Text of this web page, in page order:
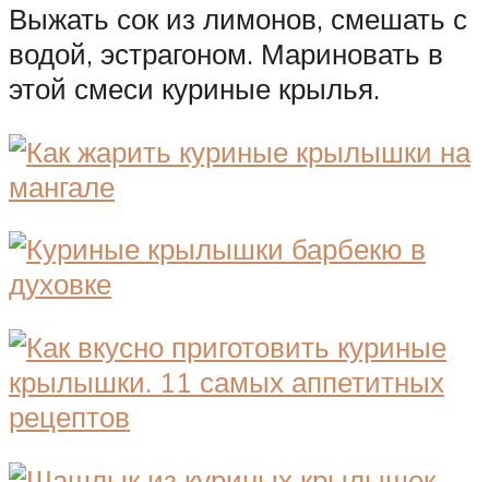
Выжать сок из лимонов, смешать с
водой, эстрагоном. Мариновать в
этой смеси куриные крылья.